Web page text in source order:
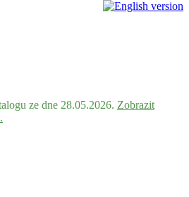
ze dne 28.05.2026. Zobrazit